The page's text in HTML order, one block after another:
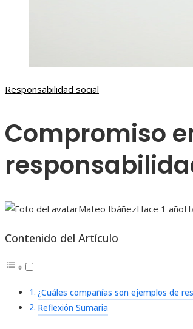
Responsabilidad social
Compromiso
Mateo IbáñezHace 1 año
Contenido del Artículo
¿Cuáles compañías son ejemplos de
Reflexión Sumaria